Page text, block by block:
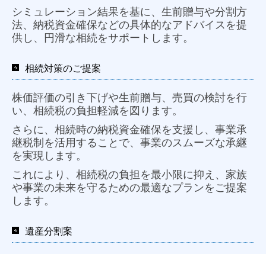
シミュレーション結果を基に、生前贈与や分割方
法、納税資金確保などの具体的なアドバイスを提
供し、円滑な相続をサポートします。
相続対策のご提案
株価評価の引き下げや生前贈与、売買の検討を行
い、相続税の負担軽減を図ります。
さらに、相続時の納税資金確保を支援し、事業承
継税制を活用することで、事業のスムーズな承継
を実現します。
これにより、相続税の負担を最小限に抑え、家族
や事業の未来を守るための最適なプランをご提案
します。
遺産分割案